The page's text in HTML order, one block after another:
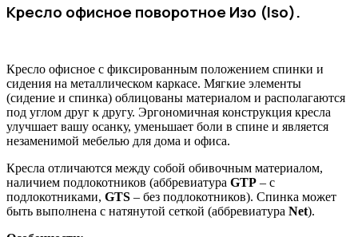
Кресло офисное поворотное Изо (Iso).
Кресло офисное с фиксированным положением спинки и
сидения на металлическом каркасе. Мягкие элементы
(сидение и спинка) облицованы материалом и располагаются
под углом друг к другу. Эргономичная конструкция кресла
улучшает вашу осанку, уменьшает боли в спине и является
незаменимой мебелью для дома и офиса.
Кресла отличаются между собой обивочным материалом,
наличием подлокотников (аббревиатура GTP – с
подлокотниками, GTS – без подлокотников). Спинка может
быть выполнена с натянутой сеткой (аббревиатура Net).